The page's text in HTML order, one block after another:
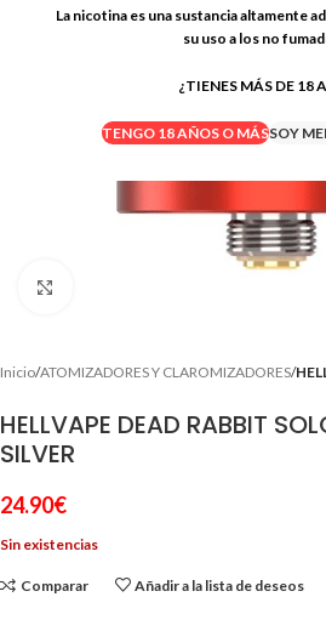
La nicotina es una sustancia altamente
su uso a los no
¿TIENES MÁS DE 18
TENGO 18 AÑOS O MÁSSOY
Inicio ATOMIZADORES Y CLAROMIZADORES
HELLVAPE DEAD RABBIT
SILVER
24.90€
Sin existencias
Comparar Añadir a la lista de deseos